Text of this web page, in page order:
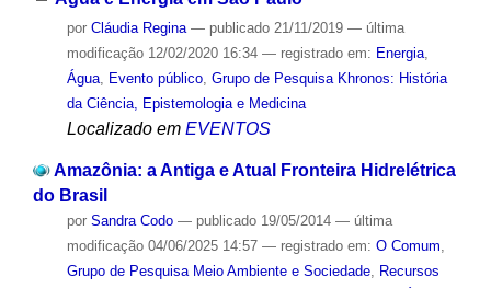
por Cláudia Regina — publicado21/11/2019 — última
modificação12/02/2020 16:34 — registrado em: Energia,
Água, Evento público, Grupo de Pesquisa Khronos: História
da Ciência, Epistemologia e Medicina
Localizado em EVENTOS
Amazônia: a Antiga e Atual Fronteira Hidrelétrica
do Brasil
por Sandra Codo — publicado19/05/2014 — última
modificação04/06/2025 14:57 — registrado em: O Comum,
Grupo de Pesquisa Meio Ambiente e Sociedade, Recursos